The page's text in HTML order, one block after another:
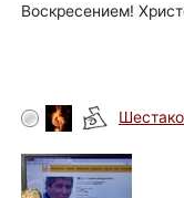
Воскресением!